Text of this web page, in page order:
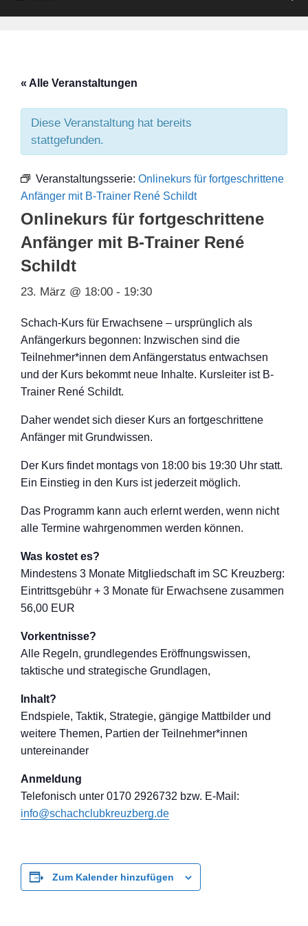
« Alle Veranstaltungen
Diese Veranstaltung hat bereits
stattgefunden.
Veranstaltungsserie: Onlinekurs für fortgeschrittene
Anfänger mit B-Trainer René Schildt
Onlinekurs für fortgeschrittene
Anfänger mit B-Trainer René
Schildt
23. März @ 18:00 - 19:30
Schach-Kurs für Erwachsene – ursprünglich als
Anfängerkurs begonnen: Inzwischen sind die
Teilnehmer*innen dem Anfängerstatus entwachsen
und der Kurs bekommt neue Inhalte. Kursleiter ist B-
Trainer René Schildt.
Daher wendet sich dieser Kurs an fortgeschrittene
Anfänger mit Grundwissen.
Der Kurs findet montags von 18:00 bis 19:30 Uhr statt.
Ein Einstieg in den Kurs ist jederzeit möglich.
Das Programm kann auch erlernt werden, wenn nicht
alle Termine wahrgenommen werden können.
Was kostet es?
Mindestens 3 Monate Mitgliedschaft im SC Kreuzberg:
Eintrittsgebühr + 3 Monate für Erwachsene zusammen
56,00 EUR
Vorkentnisse?
Alle Regeln, grundlegendes Eröffnungswissen,
taktische und strategische Grundlagen,
Inhalt?
Endspiele, Taktik, Strategie, gängige Mattbilder und
weitere Themen, Partien der Teilnehmer*innen
untereinander
Anmeldung
Telefonisch unter 0170 2926732 bzw. E-Mail:
info@schachclubkreuzberg.de
Zum Kalender hinzufügen